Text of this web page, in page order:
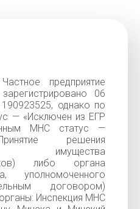
предприятие
06
однако по
— «Исключен из ЕГР
МНС статус —
решения
имущества
либо органа
уполномоченного
договором)
Инспекция МНС